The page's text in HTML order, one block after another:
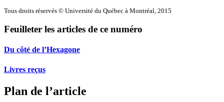
Tous droits réservés © Université du Québec à Montréal, 2015
Feuilleter les articles de ce numéro
Du côté de l’Hexagone
Livres reçus
Plan de l’article